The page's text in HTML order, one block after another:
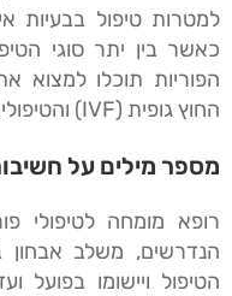
למטרות טיפול בבעיות
כאשר בין יתר סוגי
הפוריות תוכלו למצוא
החוץ גופית (IVF) והטיפולים המיועדים לצרכי שימור הפוריות.
מספר מילים על
רופא מומחה לטיפולי
הנדרשים, משלב אבחון
הטיפול ויישומו